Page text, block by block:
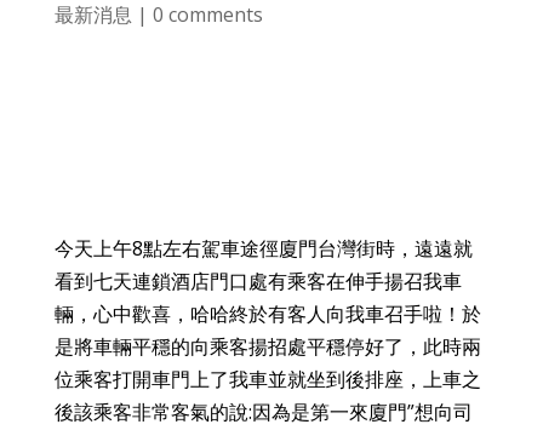
最新消息 | 0 comments
今天上午8點左右駕車途徑廈門台灣街時，遠遠就
看到七天連鎖酒店門口處有乘客在伸手揚召我車
輛，心中歡喜，哈哈終於有客人向我車召手啦！於
是將車輛平穩的向乘客揚招處平穩停好了，此時兩
位乘客打開車門上了我車並就坐到後排座，上車之
後該乘客非常客氣的說:因為是第一來廈門”想向司